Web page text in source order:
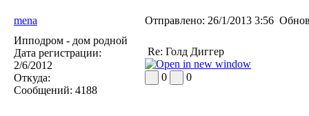
mena Отправлено: 26/1/2013 3:56
Ипподром - дом родной
Дата регистрации:
2/6/2012
Откуда:
Сообщений: 4188
Re: Голд Диггер
0 0